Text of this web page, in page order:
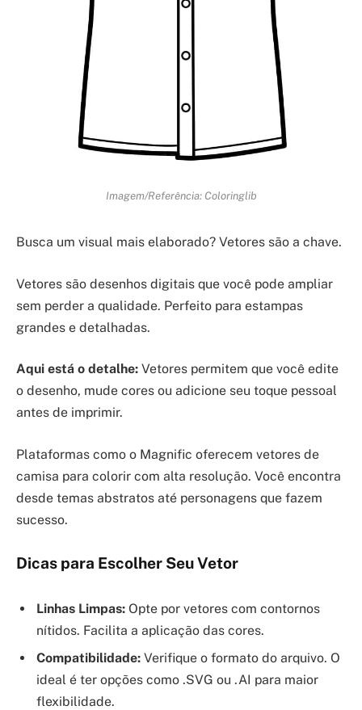
Imagem/Referência: Coloringlib
Busca um visual mais elaborado? Vetores são a chave.
Vetores são desenhos digitais que você pode ampliar
sem perder a qualidade. Perfeito para estampas
grandes e detalhadas.
Aqui está o detalhe: Vetores permitem que você edite
o desenho, mude cores ou adicione seu toque pessoal
antes de imprimir.
Plataformas como o Magnific oferecem vetores de
camisa para colorir com alta resolução. Você encontra
desde temas abstratos até personagens que fazem
sucesso.
Dicas para Escolher Seu Vetor
Linhas Limpas: Opte por vetores com contornos
nítidos. Facilita a aplicação das cores.
Compatibilidade: Verifique o formato do arquivo. O
ideal é ter opções como .SVG ou .AI para maior
flexibilidade.